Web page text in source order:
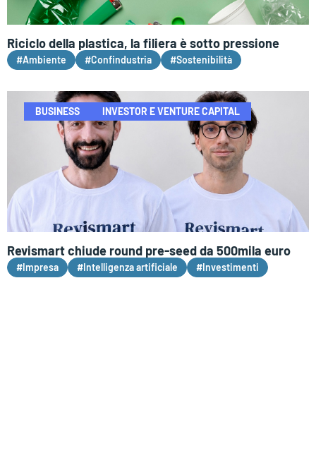
Riciclo della plastica, la filiera è sotto pressione
#Ambiente #Confindustria #Sostenibilità
BUSINESS INVESTOR E VENTURE CAPITAL
Revismart chiude round pre-seed da 500mila euro
#Impresa #Intelligenza artificiale #Investimenti